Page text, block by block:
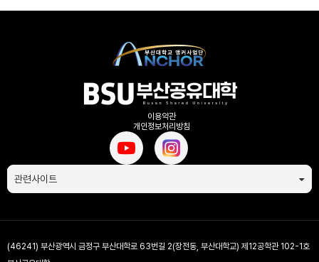
이용약관
개인정보처리방침
관련사이트
(46241) 부산광역시 금정구 부산대학로 63번길 2(장전동, 부산대학교) 제12공학관 102-1호